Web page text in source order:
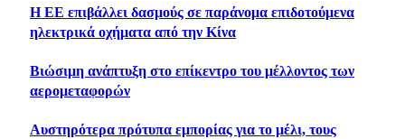
Η ΕΕ επιβάλλει δασμούς σε παράνομα επιδοτούμενα
ηλεκτρικά οχήματα από την Κίνα
Βιώσιμη ανάπτυξη στο επίκεντρο του μέλλοντος των
αερομεταφορών
Αυστηρότερα πρότυπα εμπορίας για το μέλι, τους